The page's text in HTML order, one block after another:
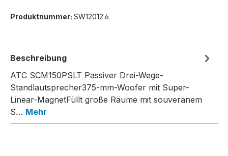
Produktnummer: SW12012.6
Beschreibung
ATC SCM150PSLT Passiver Drei-Wege-
Standlautsprecher375-mm-Woofer mit Super-
Linear-MagnetFüllt große Räume mit souveränem
S… Mehr